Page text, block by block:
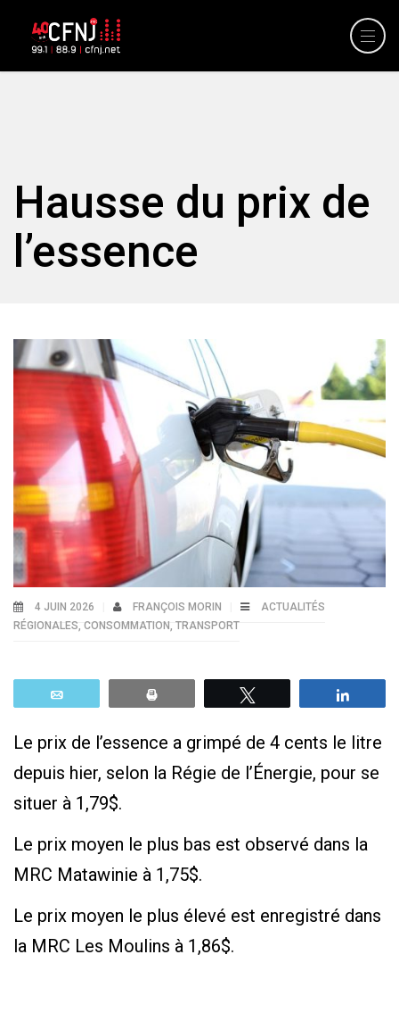
Hausse du prix de
l’essence
4 JUIN 2026 FRANÇOIS MORIN
ACTUALITÉS
RÉGIONALES CONSOMMATION TRANSPORT
Le prix de l’essence a grimpé de 4 cents le litre
depuis hier, selon la Régie de l’Énergie, pour se
situer à 1,79$.
Le prix moyen le plus bas est observé dans la
MRC Matawinie à 1,75$.
Le prix moyen le plus élevé est enregistré dans
la MRC Les Moulins à 1,86$.